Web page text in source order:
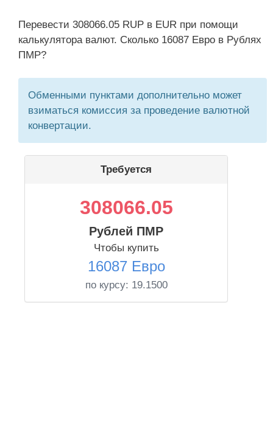
Перевести 308066.05 RUP в EUR при помощи
калькулятора валют. Сколько 16087 Евро в Рублях
ПМР?
Обменными пунктами дополнительно может
взиматься комиссия за проведение валютной
конвертации.
Требуется
308066.05
Рублей ПМР
Чтобы купить
16087 Евро
по курсу: 19.1500